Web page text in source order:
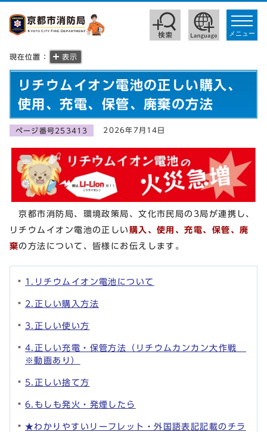
toggle
メニュー
現在位置： 表示
リチウムイオン電池の正しい購入、
使用、充電、保管、廃棄の方法
ページ番号253413 2026年7月14日
京都市消防局、環境政策局、文化市民局の3局が連携し、
リチウムイオン電池の正しい 購入、使用、充電、保管、廃
棄の方法について、皆様にお伝えします。
1.リチウムイオン電池について
2.正しい購入方法
3.正しい使い方
4.正しい充電・保管方法（リチウムカンカン大作戦
※動画あり）
5.正しい捨て方
6.もしも発火・発煙したら
★わかりやすいリーフレット・外国語表記記載のチラ